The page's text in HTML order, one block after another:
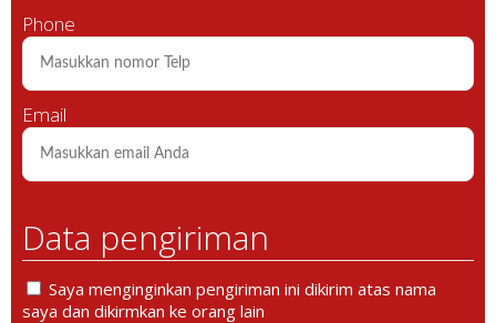
Phone
Email
Data pengiriman
Saya menginginkan pengiriman ini dikirim atas nama
saya dan dikirmkan ke orang lain